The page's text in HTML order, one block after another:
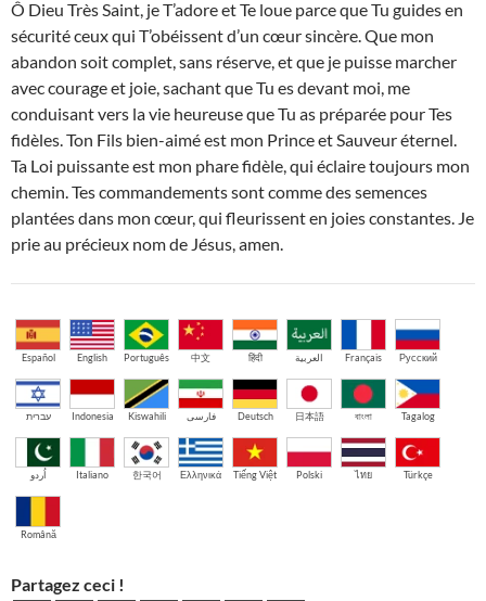
Ô Dieu Très Saint, je T’adore et Te loue parce que Tu guides en
sécurité ceux qui T’obéissent d’un cœur sincère. Que mon
abandon soit complet, sans réserve, et que je puisse marcher
avec courage et joie, sachant que Tu es devant moi, me
conduisant vers la vie heureuse que Tu as préparée pour Tes
fidèles. Ton Fils bien-aimé est mon Prince et Sauveur éternel.
Ta Loi puissante est mon phare fidèle, qui éclaire toujours mon
chemin. Tes commandements sont comme des semences
plantées dans mon cœur, qui fleurissent en joies constantes. Je
prie au précieux nom de Jésus, amen.
Español English Português 中文 हिंदी العربية Français Русский
עברית Indonesia Kiswahili فارسی Deutsch 日本語 বাংলা Tagalog
اُردو Italiano 한국어 Ελληνικά Tiếng Việt Polski ไทย Türkçe
Română
Partagez ceci !